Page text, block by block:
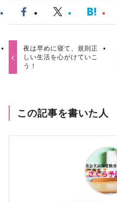
夜は早めに寝て、規則正
しい生活を心がけていこ
う！
この記事を書いた人